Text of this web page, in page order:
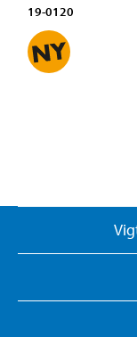
19-0120